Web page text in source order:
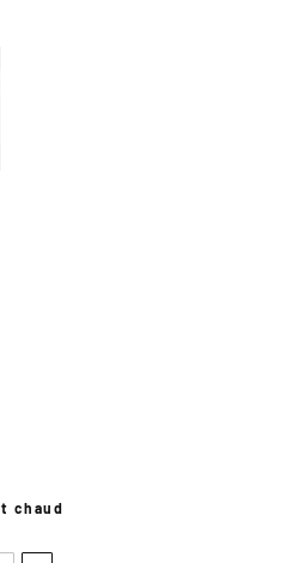
chaud